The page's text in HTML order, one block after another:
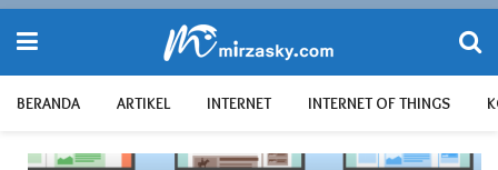
BERANDA ARTIKEL INTERNET INTERNET OF THINGS